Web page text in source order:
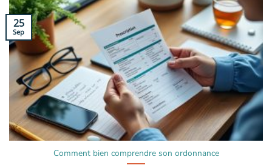
Comment bien comprendre son ordonnance
25
Sep